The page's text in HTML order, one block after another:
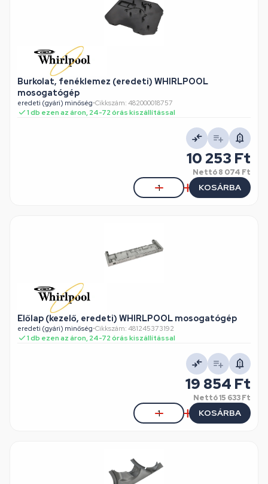
Burkolat, fenéklemez (eredeti) WHIRLPOOL
mosogatógép
eredeti (gyári) minőség•Cikkszám: 482000018757
1 db ezen az áron, 24-72 órás kiszállítással
10 253 Ft
Nettó8 074 Ft
KOSÁRBA
Előlap (kezelő, eredeti) WHIRLPOOL mosogatógép
eredeti (gyári) minőség•Cikkszám: 481245373192
1 db ezen az áron, 24-72 órás kiszállítással
19 854 Ft
Nettó15 633 Ft
KOSÁRBA